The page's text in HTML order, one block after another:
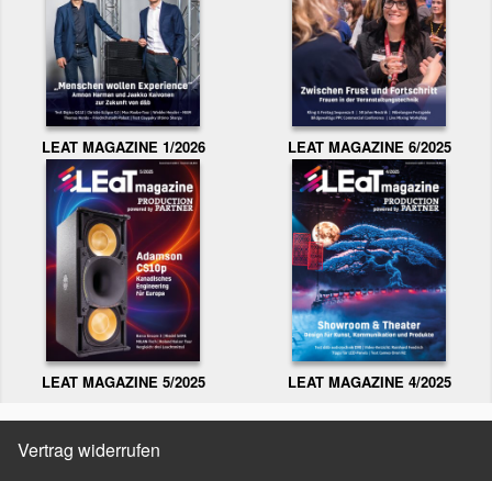
LEAT MAGAZINE 1/2026 LEAT MAGAZINE 6/2025
LEAT MAGAZINE 5/2025 LEAT MAGAZINE 4/2025
Vertrag widerrufen